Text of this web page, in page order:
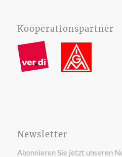
Kooperationspartner
Newsletter
Abonnieren Sie jetzt unseren